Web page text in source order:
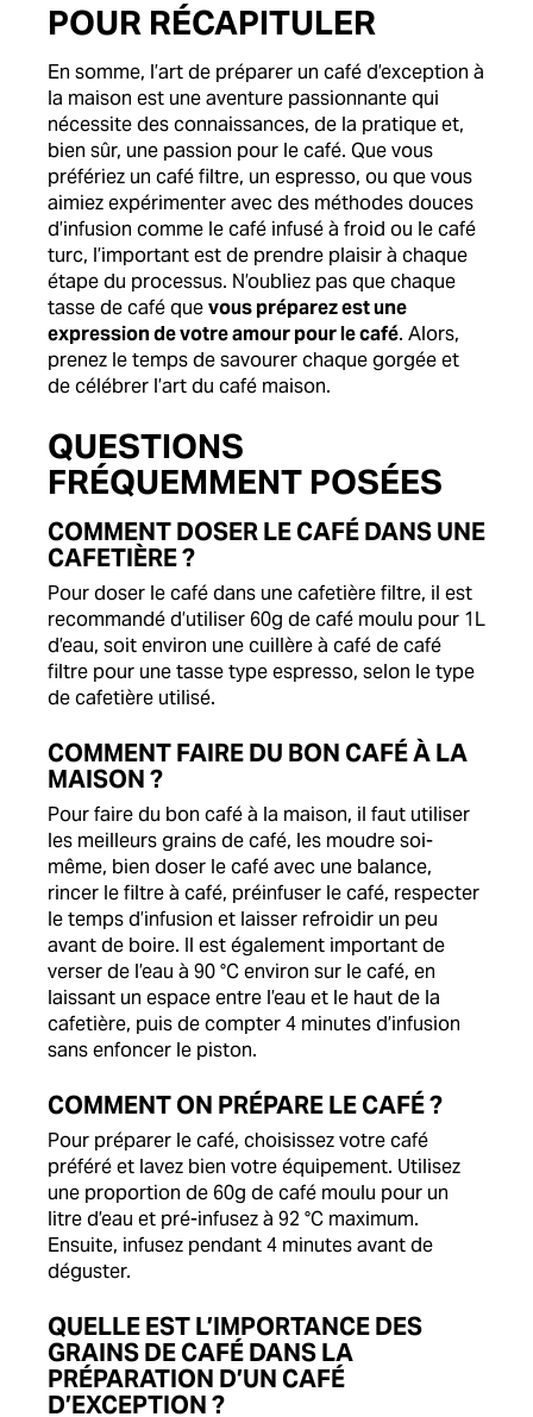
POUR RÉCAPITULER
En somme, l’art de préparer un café d’exception à
la maison est une aventure passionnante qui
nécessite des connaissances, de la pratique et,
bien sûr, une passion pour le café. Que vous
préfériez un café filtre, un espresso, ou que vous
aimiez expérimenter avec des méthodes douces
d’infusion comme le café infusé à froid ou le café
turc, l’important est de prendre plaisir à chaque
étape du processus. N’oubliez pas que chaque
tasse de café quevous préparez est une
expression de votre amour pour le café. Alors,
prenez le temps de savourer chaque gorgée et
de célébrer l’art du café maison.
QUESTIONS
FRÉQUEMMENT POSÉES
COMMENT DOSER LE CAFÉ DANS UNE
CAFETIÈRE ?
Pour doser le café dans une cafetière filtre, il est
recommandé d’utiliser 60g de café moulu pour 1L
d’eau, soit environ une cuillère à café de café
filtre pour une tasse type espresso, selon le type
de cafetière utilisé.
COMMENT FAIRE DU BON CAFÉ À LA
MAISON ?
Pour faire du bon café à la maison, il faut utiliser
les meilleurs grains de café, les moudre soi-
même, bien doser le café avec une balance,
rincer le filtre à café, préinfuser le café, respecter
le temps d’infusion et laisser refroidir un peu
avant de boire. Il est également important de
verser de l’eau à 90 °C environ sur le café, en
laissant un espace entre l’eau et le haut de la
cafetière, puis de compter 4 minutes d’infusion
sans enfoncer le piston.
COMMENT ON PRÉPARE LE CAFÉ ?
Pour préparer le café, choisissez votre café
préféré et lavez bien votre équipement. Utilisez
une proportion de 60g de café moulu pour un
litre d’eau et pré-infusez à 92 °C maximum.
Ensuite, infusez pendant 4 minutes avant de
déguster.
QUELLE EST L’IMPORTANCE DES
GRAINS DE CAFÉ DANS LA
PRÉPARATION D’UN CAFÉ
D’EXCEPTION ?